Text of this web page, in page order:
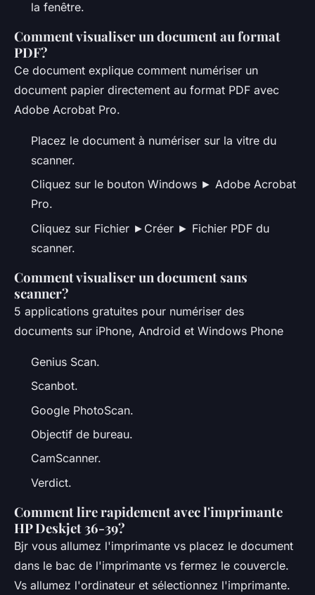
la fenêtre.
Comment visualiser un document au format
PDF?
Ce document explique comment numériser un
document papier directement au format PDF avec
Adobe Acrobat Pro.
Placez le document à numériser sur la vitre du
scanner.
Cliquez sur le bouton Windows ► Adobe Acrobat
Pro.
Cliquez sur Fichier ►Créer ► Fichier PDF du
scanner.
Comment visualiser un document sans
scanner?
5 applications gratuites pour numériser des
documents sur iPhone, Android et Windows Phone
Genius Scan.
Scanbot.
Google PhotoScan.
Objectif de bureau.
CamScanner.
Verdict.
Comment lire rapidement avec l'imprimante
HP Deskjet 36-39?
Bjr vous allumez l'imprimante vs placez le document
dans le bac de l'imprimante vs fermez le couvercle.
Vs allumez l'ordinateur et sélectionnez l'imprimante.